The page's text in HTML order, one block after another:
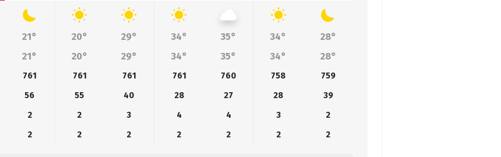
21° 20° 29° 34° 35° 34°
28°
21° 20° 29° 34° 35° 34° 28°
761 761 761 761 760 758
759
56 55 40 28 27 28
39
2 2 3 4 4 3
2
2 2 2 2 2 2 2